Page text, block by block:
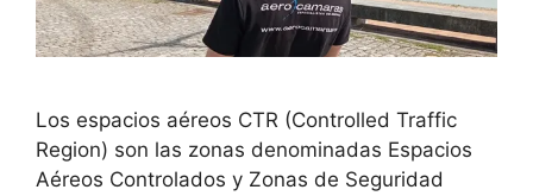
Los espacios aéreos CTR (Controlled Traffic
Region) son las zonas denominadas Espacios
Aéreos Controlados y Zonas de Seguridad